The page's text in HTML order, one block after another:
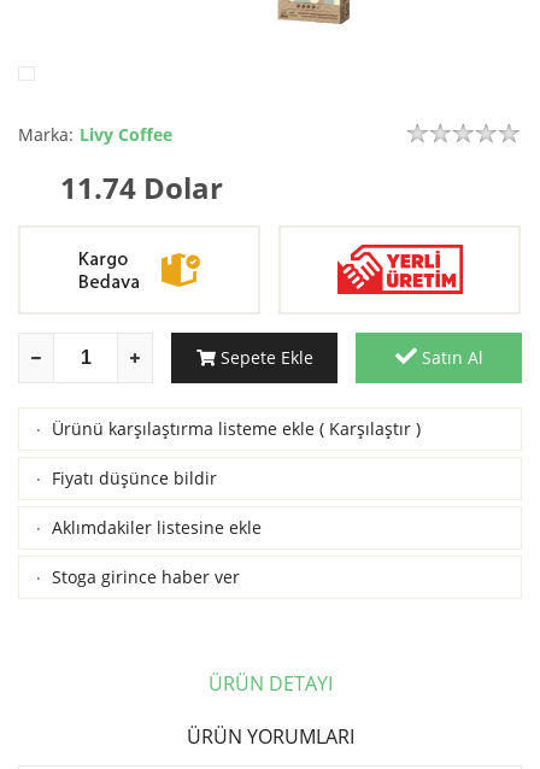
Marka: Livy Coffee
11.74 Dolar
Sepete Ekle Satın Al
· Ürünü karşılaştırma listeme ekle ( Karşılaştır )
· Fiyatı düşünce bildir
· Aklımdakiler listesine ekle
· Stoga girince haber ver
ÜRÜN DETAYI
ÜRÜN YORUMLARI